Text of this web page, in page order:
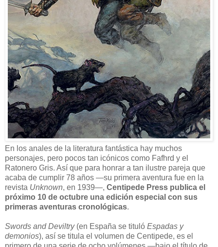
En los anales de la literatura fantástica hay muchos
personajes, pero pocos tan icónicos como Fafhrd y el
Ratonero Gris. Así que para honrar a tan ilustre pareja que
acaba de cumplir 78 años —su primera aventura fue en la
revista Unknown, en 1939—, Centipede Press publica el
próximo 10 de octubre una edición especial con sus
primeras aventuras cronológicas.
Swords and Deviltry (en España se tituló Espadas y
demonios), así se titula el volumen de Centipede, es el